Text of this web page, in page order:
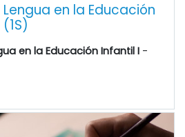
en la Educación
en la Educación Infantil I -